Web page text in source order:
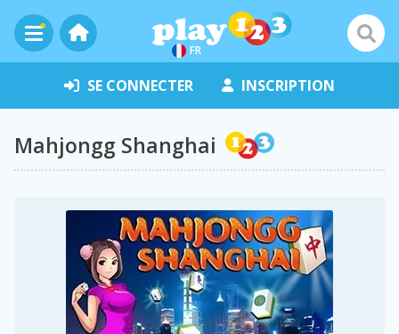
FR
SE CONNECTER INSCRIPTION
Mahjongg Shanghai